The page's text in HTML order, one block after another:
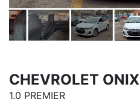
CHEVROLET ONIX
1.0 PREMIER